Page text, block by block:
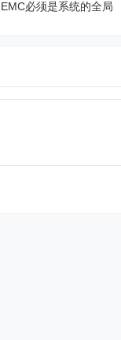
必须是系统的全局